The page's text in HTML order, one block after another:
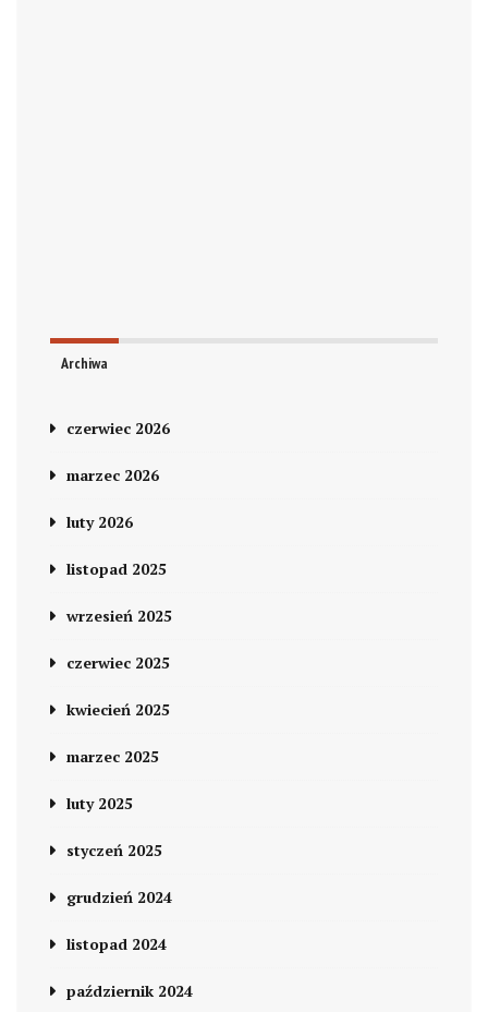
Archiwa
czerwiec 2026
marzec 2026
luty 2026
listopad 2025
wrzesień 2025
czerwiec 2025
kwiecień 2025
marzec 2025
luty 2025
styczeń 2025
grudzień 2024
listopad 2024
październik 2024